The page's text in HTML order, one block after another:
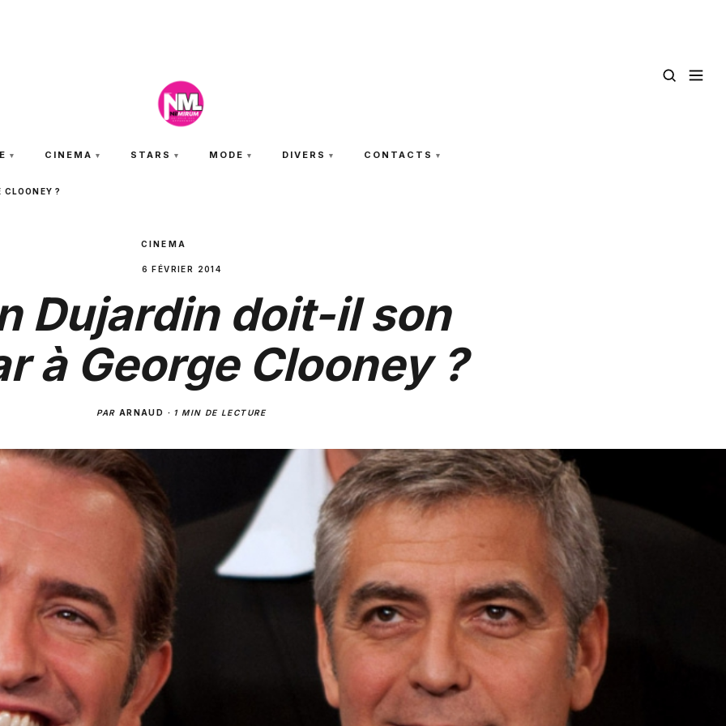
CINEMA STARS MODE DIVERS CONTACTS
?
CINEMA
6 FÉVRIER 2014
Dujardin doit-il son
à George Clooney ?
PAR ARNAUD · 1 MIN DE LECTURE